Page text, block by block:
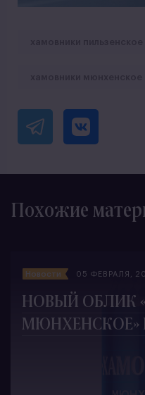
Похожие
Новости 05 ФЕВРАЛЯ,
НОВЫЙ ОБЛИК
МЮНХЕНСКОЕ»